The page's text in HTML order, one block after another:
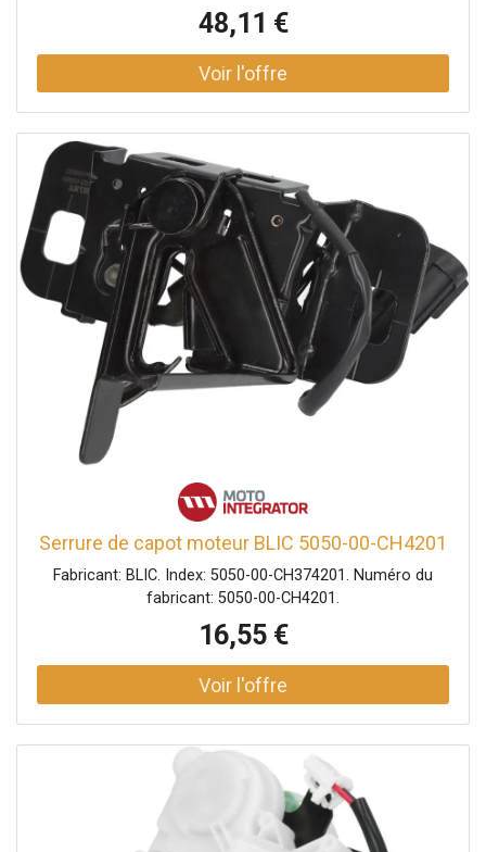
48,11 €
Serrure de capot moteur BLIC 5050-00-CH4201
Fabricant: BLIC. Index: 5050-00-CH374201. Numéro du
fabricant: 5050-00-CH4201.
16,55 €